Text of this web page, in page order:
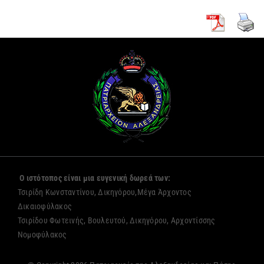
Ο ιστότοπος είναι μια ευγενική δωρεά των:
Τσιρίδη Κωνσταντίνου, Δικηγόρου,Μέγα Άρχοντος
Δικαιοφύλακος
Τσιρίδου Φωτεινής, Βουλευτού, Δικηγόρου, Αρχοντίσσης
Νομοφύλακος